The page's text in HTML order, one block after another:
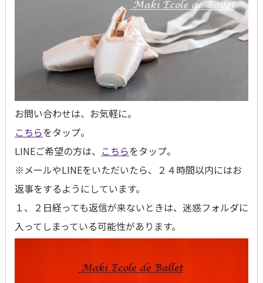
お問い合わせは、お気軽に。
こちらをタップ。
LINEご希望の方は、 こちらをタップ。
※メールやLINEをいただいたら、２４時間以内にはお
返事をするようにしています。
１、２日経っても返信が来ないときは、迷惑フォルダに
入ってしまっている可能性があります。